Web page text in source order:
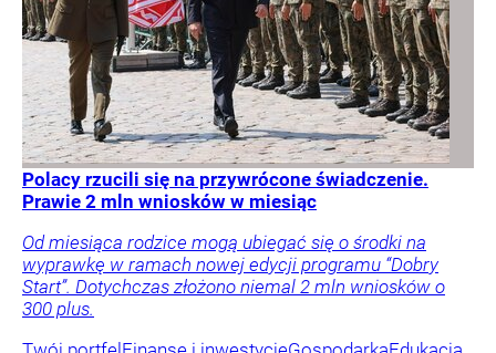
Polacy rzucili się na przywrócone świadczenie.
Prawie 2 mln wniosków w miesiąc
Od miesiąca rodzice mogą ubiegać się o środki na
wyprawkę w ramach nowej edycji programu “Dobry
Start”. Dotychczas złożono niemal 2 mln wniosków o
300 plus.